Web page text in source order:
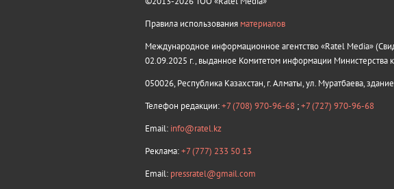
Правила использования материалов
Международное информационное агентство «Ratel Media»
02.09.2025 г., выданное Комитетом информации Министерства
050026, Республика Казахстан, г. Алматы, ул. Муратбаева,
Телефон редакции:+7 (708) 970-96-68 ;+7 (727) 970-96-68
Email: info@ratel.kz
Реклама:+7 (777) 233 50 13
Email: pressratel@gmail.com